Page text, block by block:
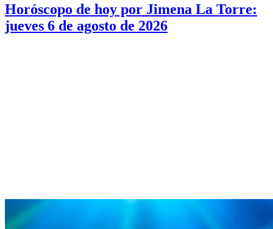
Horóscopo de hoy por Jimena La Torre:
jueves 6 de agosto de 2026